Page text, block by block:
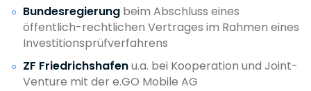
Bundesregierung beim Abschluss eines
öffentlich-rechtlichen Vertrages im Rahmen eines
Investitionsprüfverfahrens
ZF Friedrichshafenu.a. bei Kooperation und Joint-
Venture mit der e.GO Mobile AG